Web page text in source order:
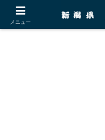
メニュー